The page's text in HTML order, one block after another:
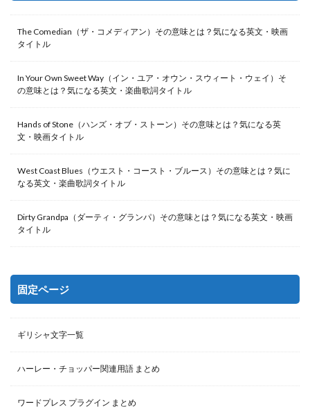
The Comedian（ザ・コメディアン）その意味とは？気になる英文・映画
タイトル
In Your Own Sweet Way（イン・ユア・オウン・スウィート・ウェイ）そ
の意味とは？気になる英文・楽曲歌詞タイトル
Hands of Stone（ハンズ・オブ・ストーン）その意味とは？気になる英
文・映画タイトル
West Coast Blues（ウエスト・コースト・ブルース）その意味とは？気に
なる英文・楽曲歌詞タイトル
Dirty Grandpa（ダーティ・グランパ）その意味とは？気になる英文・映画
タイトル
固定ページ
ギリシャ文字一覧
ハーレー・チョッパー関連用語 まとめ
ワードプレス プラグイン まとめ